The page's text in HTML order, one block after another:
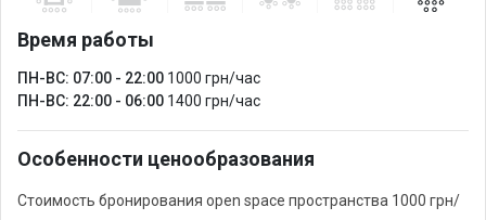
Время работы
ПН-ВС: 07:00 - 22:00 1000 грн/час
ПН-ВС: 22:00 - 06:00 1400 грн/час
Особенности ценообразования
Стоимость бронирования open space пространства 1000 грн/